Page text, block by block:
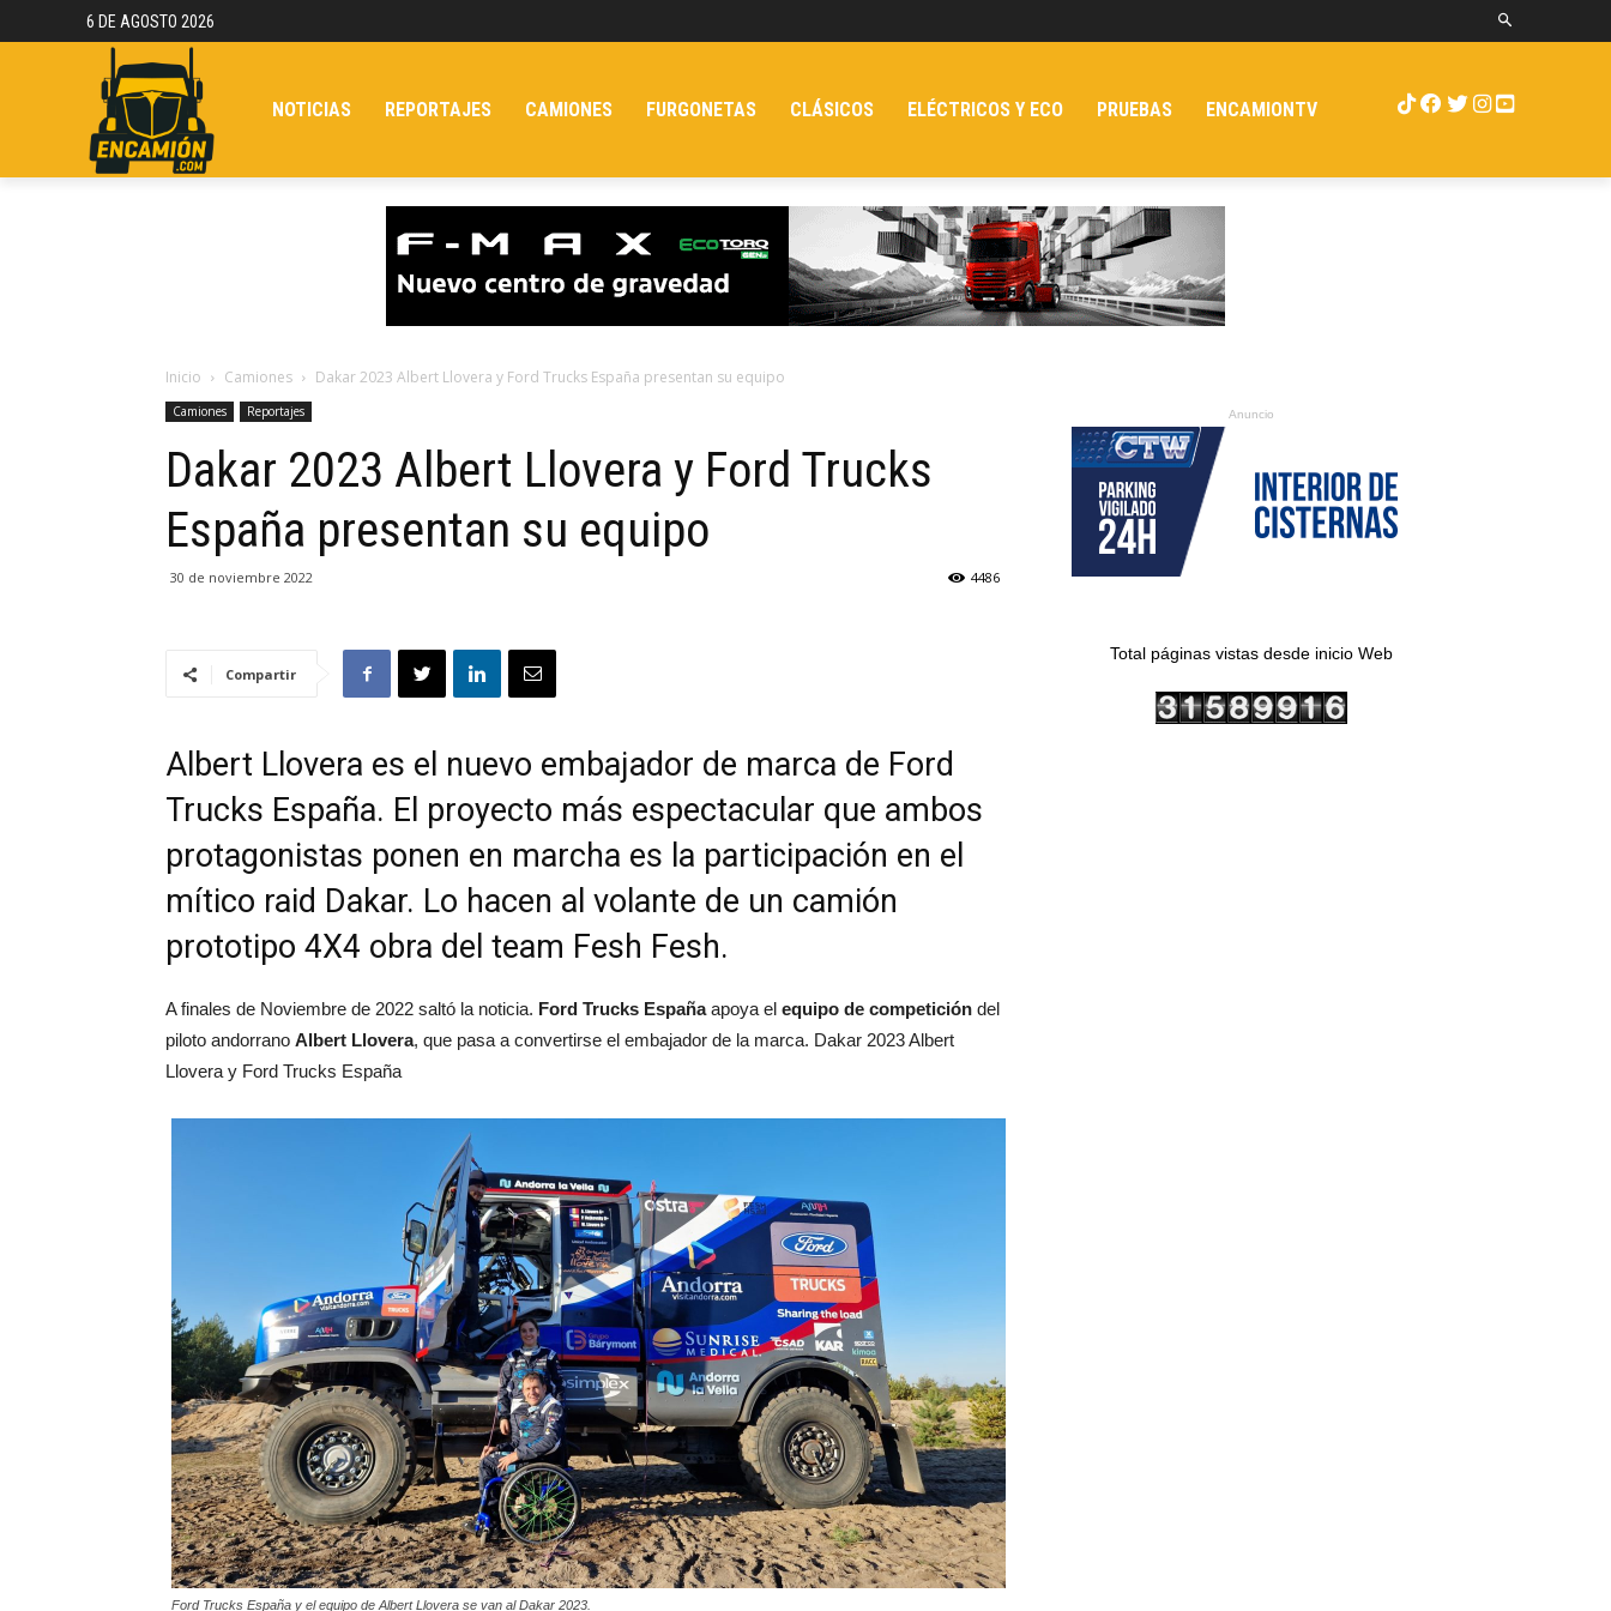
6 DE AGOSTO 2026
NOTICIAS REPORTAJES CAMIONES FURGONETAS CLÁSICOS ELÉCTRICOS Y ECO PRUEBAS ENCAMIONTV
Inicio Camiones Dakar 2023 Albert Llovera y Ford Trucks España presentan su equipo
Camiones Reportajes
Dakar 2023 Albert Llovera y Ford Trucks
España presentan su equipo
30 de noviembre 2022 4486
Compartir
Albert Llovera es el nuevo embajador de marca de Ford
Trucks España. El proyecto más espectacular que ambos
protagonistas ponen en marcha es la participación en el
mítico raid Dakar. Lo hacen al volante de un camión
prototipo 4X4 obra del team Fesh Fesh.
A finales de Noviembre de 2022 saltó la noticia. Ford Trucks Españaapoya el equipo de competición del
piloto andorrano Albert Llovera, que pasa a convertirse el embajador de la marca. Dakar 2023 Albert
Llovera y Ford Trucks España
Ford Trucks España y el equipo de Albert Llovera se van al Dakar 2023.
Anuncio
Total páginas vistas desde inicio Web